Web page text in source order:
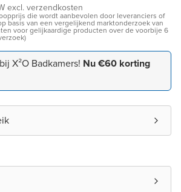
excl. verzendkosten
die wordt aanbevolen door leveranciers of
basis van een vergelijkend marktonderzoek van
voor gelijkaardige producten over de voorbije 6
X²O Badkamers! Nu €60 korting